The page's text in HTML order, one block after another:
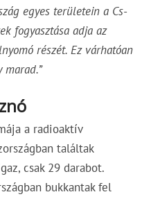
egyes területein a Cs-
fogyasztása adja az
részét. Ez várhatóan
a radioaktív
találtak
csak 29 darabot.
bukkantak fel